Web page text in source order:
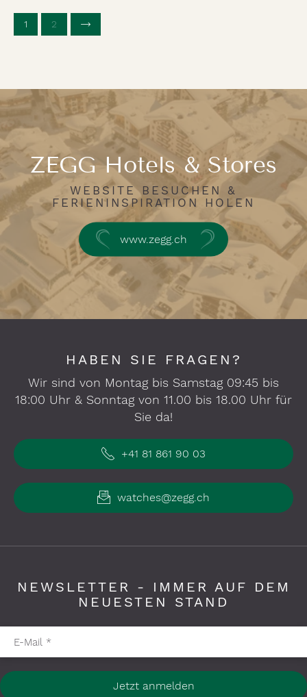
1 (aktuelle Seite)
2
ZEGG Hotels & Stores
WEBSITE BESUCHEN &
FERIENINSPIRATION HOLEN
www.zegg.ch
HABEN SIE FRAGEN?
Wir sind von Montag bis Samstag 09:45 bis
18:00 Uhr & Sonntag von 11.00 bis 18.00 Uhr für
Sie da!
+41 81 861 90 03
watches@zegg.ch
NEWSLETTER - IMMER AUF DEM
NEUESTEN STAND
Pflichtfelder bitte ausfüllen
E-Mail *
Jetzt anmelden